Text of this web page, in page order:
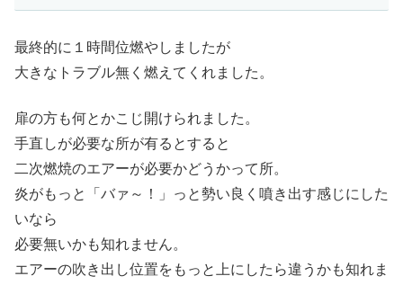
最終的に１時間位燃やしましたが
大きなトラブル無く燃えてくれました。
扉の方も何とかこじ開けられました。
手直しが必要な所が有るとすると
二次燃焼のエアーが必要かどうかって所。
炎がもっと「バァ～！」っと勢い良く噴き出す感じにした
いなら
必要無いかも知れません。
エアーの吹き出し位置をもっと上にしたら違うかも知れま